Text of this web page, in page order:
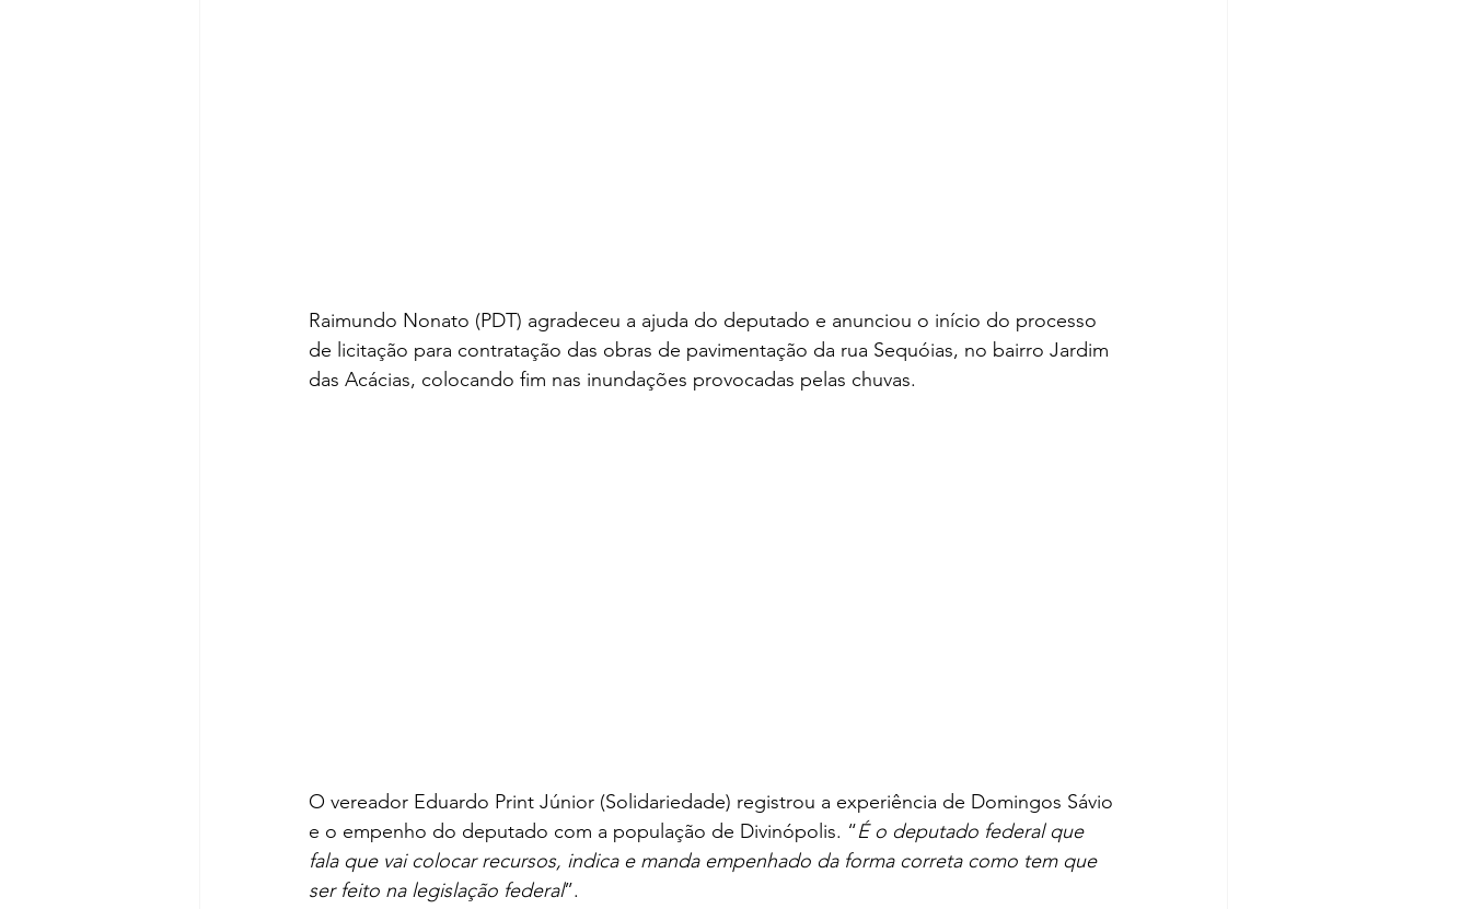
Raimundo Nonato (PDT) agradeceu a ajuda do deputado e anunciou o início do processo
de licitação para contratação das obras de pavimentação da rua Sequóias, no bairro Jardim
das Acácias, colocando fim nas inundações provocadas pelas chuvas.
O vereador Eduardo Print Júnior (Solidariedade) registrou a experiência de Domingos Sávio
e o empenho do deputado com a população de Divinópolis. “É o deputado federal que
fala que vai colocar recursos, indica e manda empenhado da forma correta como tem que
ser feito na legislação federal”.